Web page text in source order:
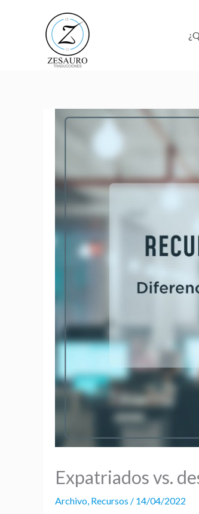
Expatriados vs.
Archivo Recursos / 14/04/2022